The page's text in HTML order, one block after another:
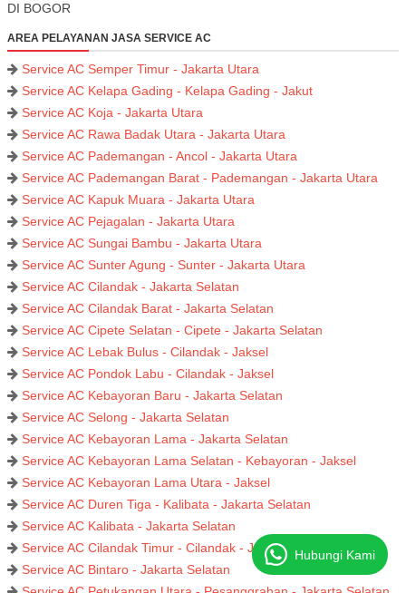
DI BOGOR
AREA PELAYANAN JASA SERVICE AC
Service AC Semper Timur - Jakarta Utara
Service AC Kelapa Gading - Kelapa Gading - Jakut
Service AC Koja - Jakarta Utara
Service AC Rawa Badak Utara - Jakarta Utara
Service AC Pademangan - Ancol - Jakarta Utara
Service AC Pademangan Barat - Pademangan - Jakarta Utara
Service AC Kapuk Muara - Jakarta Utara
Service AC Pejagalan - Jakarta Utara
Service AC Sungai Bambu - Jakarta Utara
Service AC Sunter Agung - Sunter - Jakarta Utara
Service AC Cilandak - Jakarta Selatan
Service AC Cilandak Barat - Jakarta Selatan
Service AC Cipete Selatan - Cipete - Jakarta Selatan
Service AC Lebak Bulus - Cilandak - Jaksel
Service AC Pondok Labu - Cilandak - Jaksel
Service AC Kebayoran Baru - Jakarta Selatan
Service AC Selong - Jakarta Selatan
Service AC Kebayoran Lama - Jakarta Selatan
Service AC Kebayoran Lama Selatan - Kebayoran - Jaksel
Service AC Kebayoran Lama Utara - Jaksel
Service AC Duren Tiga - Kalibata - Jakarta Selatan
Service AC Kalibata - Jakarta Selatan
Service AC Cilandak Timur - Cilandak - Jakarta Selatan
Service AC Bintaro - Jakarta Selatan
Hubungi Kami